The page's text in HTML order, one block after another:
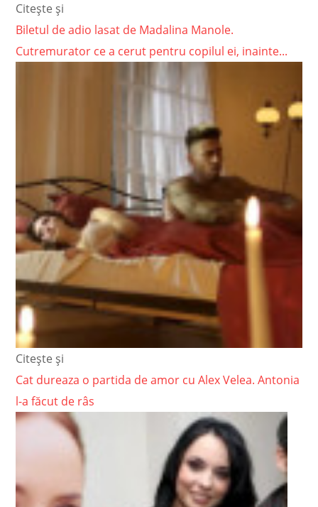
Citește și
Biletul de adio lasat de Madalina Manole.
Cutremurator ce a cerut pentru copilul ei, inainte...
Citește și
Cat dureaza o partida de amor cu Alex Velea. Antonia
l-a făcut de râs